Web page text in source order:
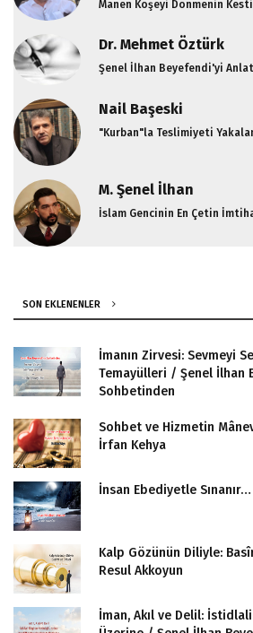
Manen Köşeyi Dönmenin
Dr. Mehmet Öztürk
Şenel İlhan Beyefendi'yi
Nail Başeski
"Kurban"la Teslimiyeti
M. Şenel İlhan
İslam Gencinin En Çetin
SON EKLENENLER
İmanın Zirvesi: Sevmeyi
Temayülleri / Şenel İlhan
Sohbetinden
Sohbet ve Hizmetin
İrfan Kehya
İnsan Ebediyetle
Kalp Gözünün Diliyle:
Resul Akkoyun
İman, Akıl ve Delil: